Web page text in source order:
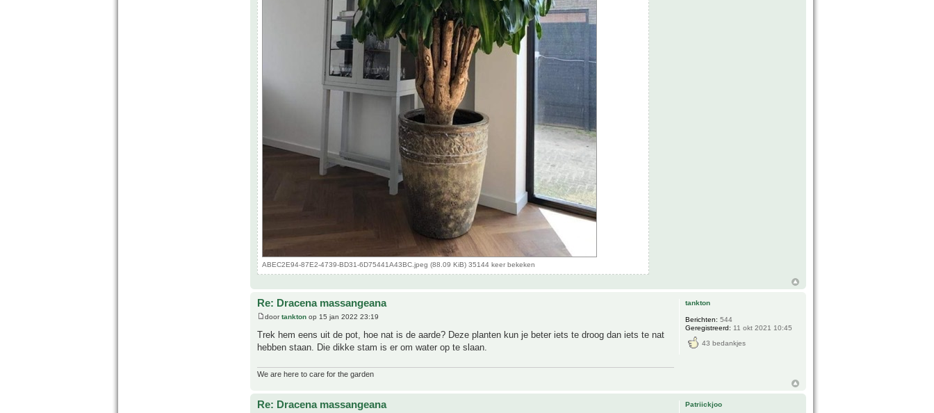
ABEC2E94-87E2-4739-BD31-6D75441A43BC.jpeg (88.09 KiB) 35144 keer bekeken
Re: Dracena massangeana
doortankton op 15 jan 2022 23:19
Trek hem eens uit de pot, hoe nat is de aarde? Deze planten kun je beter iets te droog dan iets te nat
hebben staan. Die dikke stam is er om water op te slaan.
We are here to care for the garden
tankton
Berichten: 544
Geregistreerd: 11 okt 2021 10:45
43 bedankjes
Re: Dracena massangeana Patriickjoo